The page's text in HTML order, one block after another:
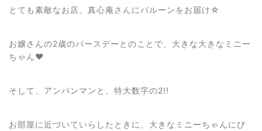
とても素敵なお店、真心庵さんにバルーンをお届け☆
お嬢さんの2歳のバースデーとのことで、大きな大きなミニー
ちゃん♥
そして、アンパンマンと、特大数字の2!!
お部屋に近づいていらしたときに、大きなミニーちゃんにび